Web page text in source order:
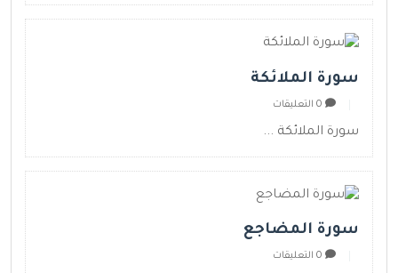
سورة الملائكة
سورة الملائكة ...
سورة المضاجع